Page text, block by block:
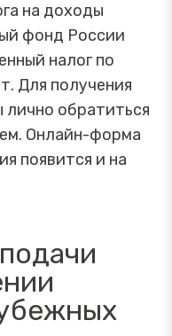
на доходы
фонд России
налог по
Для получения
обратиться
Онлайн-форма
появится и на